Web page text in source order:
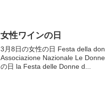
女性ワインの日
3月8日の女性の日 Festa della
Associazione Nazionale Le
の日 la Festa delle Donne d...